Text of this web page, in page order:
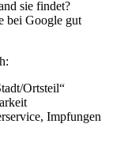
sie findet?
bei Google gut
Ortsteil“
Impfungen